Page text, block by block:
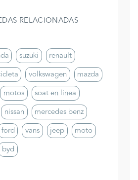
RELACIONADAS
suzuki
renault
volkswagen
mazda
motos
soat en linea
nissan
mercedes benz
ford vans jeep
moto
byd